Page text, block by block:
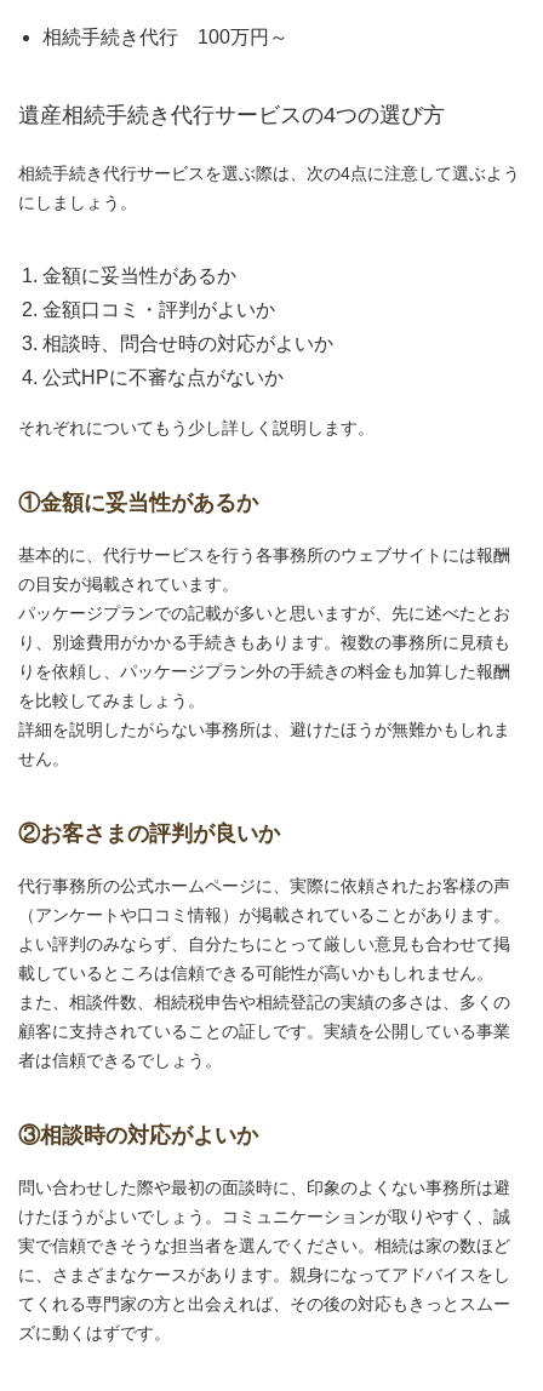
相続手続き代行 100万円～
遺産相続手続き代行サービスの4つの選び方
相続手続き代行サービスを選ぶ際は、次の4点に注意して選ぶよう
にしましょう。
金額に妥当性があるか
金額口コミ・評判がよいか
相談時、問合せ時の対応がよいか
公式HPに不審な点がないか
それぞれについてもう少し詳しく説明します。
①金額に妥当性があるか
基本的に、代行サービスを行う各事務所のウェブサイトには報酬
の目安が掲載されています。
パッケージプランでの記載が多いと思いますが、先に述べたとお
り、別途費用がかかる手続きもあります。複数の事務所に見積も
りを依頼し、パッケージプラン外の手続きの料金も加算した報酬
を比較してみましょう。
詳細を説明したがらない事務所は、避けたほうが無難かもしれま
せん。
②お客さまの評判が良いか
代行事務所の公式ホームページに、実際に依頼されたお客様の声
（アンケートや口コミ情報）が掲載されていることがあります。
よい評判のみならず、自分たちにとって厳しい意見も合わせて掲
載しているところは信頼できる可能性が高いかもしれません。
また、相談件数、相続税申告や相続登記の実績の多さは、多くの
顧客に支持されていることの証しです。実績を公開している事業
者は信頼できるでしょう。
③相談時の対応がよいか
問い合わせした際や最初の面談時に、印象のよくない事務所は避
けたほうがよいでしょう。コミュニケーションが取りやすく、誠
実で信頼できそうな担当者を選んでください。相続は家の数ほど
に、さまざまなケースがあります。親身になってアドバイスをし
てくれる専門家の方と出会えれば、その後の対応もきっとスムー
ズに動くはずです。